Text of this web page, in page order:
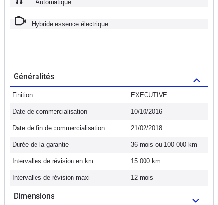
Automatique
Hybride essence électrique
Généralités
Finition EXECUTIVE
Date de commercialisation 10/10/2016
Date de fin de commercialisation 21/02/2018
Durée de la garantie 36 mois ou 100 000 km
Intervalles de révision en km 15 000 km
Intervalles de révision maxi 12 mois
Dimensions